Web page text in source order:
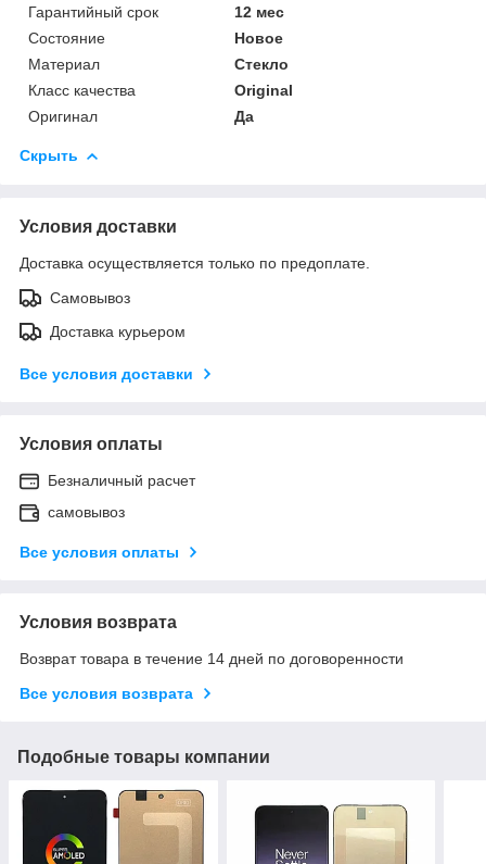
Гарантийный срок
12 мес
Состояние
Новое
Материал
Стекло
Класс качества
Original
Оригинал
Да
Скрыть
Условия доставки
Доставка осуществляется только по предоплате.
Самовывоз
Доставка курьером
Все условия доставки
Условия оплаты
Безналичный расчет
самовывоз
Все условия оплаты
Условия возврата
Возврат товара в течение 14 дней по договоренности
Все условия возврата
Подобные товары компании